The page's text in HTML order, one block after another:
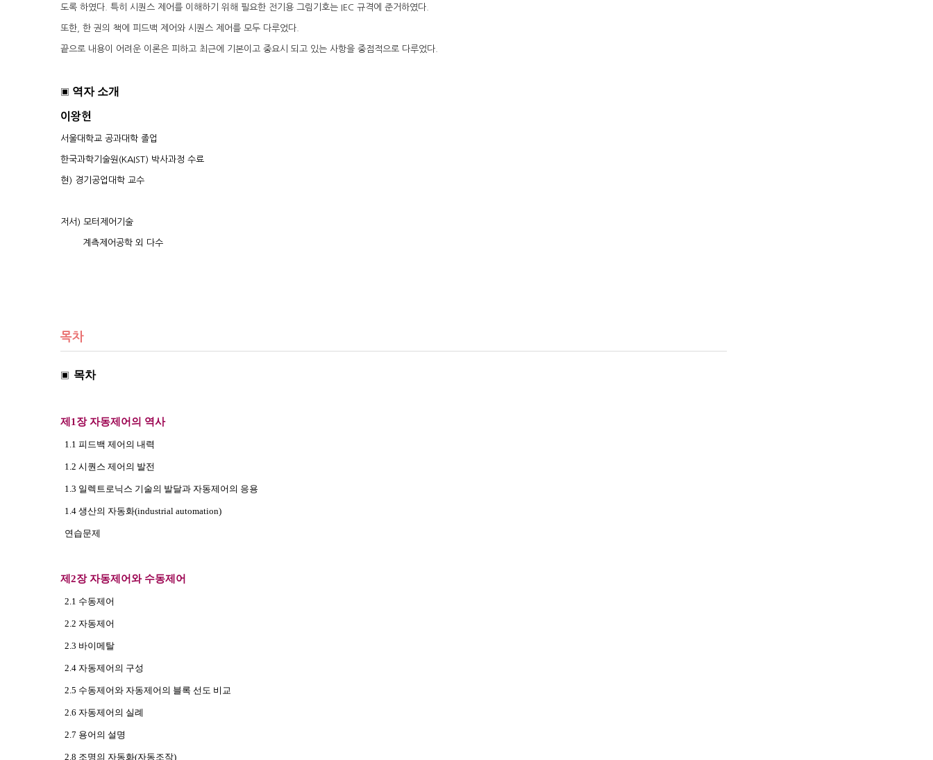
도록 하였다. 특히 시퀀스 제어를 이해하기 위해 필요한 전기용 그림기호는 IEC 규격에 준거하였다.
또한, 한 권의 책에 피드백 제어와 시퀀스 제어를 모두 다루었다.
끝으로 내용이 어려운 이론은 피하고 최근에 기본이고 중요시 되고 있는 사항을 중점적으로 다루었다.
▣ 역자 소개
이왕헌
서울대학교 공과대학 졸업
한국과학기술원(KAIST) 박사과정 수료
현) 경기공업대학 교수
저서) 모터제어기술
계측제어공학 외 다수
목차
▣ 목차
제1장 자동제어의 역사
1.1 피드백 제어의 내력
1.2 시퀀스 제어의 발전
1.3 일렉트로닉스 기술의 발달과 자동제어의 응용
1.4 생산의 자동화(industrial automation)
연습문제
제2장 자동제어와 수동제어
2.1 수동제어
2.2 자동제어
2.3 바이메탈
2.4 자동제어의 구성
2.5 수동제어와 자동제어의 블록 선도 비교
2.6 자동제어의 실례
2.7 용어의 설명
2.8 조명의 자동화(자동조작)